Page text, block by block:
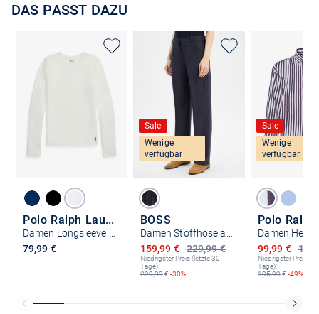
DAS PASST DAZU
Polo Ralph Lauren
79,99 €
Sale
Wenige
verfügbar
BOSS
229,99 €
Ermäßigter Preis
159,99 €
Niedrigster Preis (letzte 30
Tage):
229,99€ -30%
Sale
Wenige
verfügbar
Damen
Ermäßigter
99,99 €
Niedrigster Preis
Tage):
195,99€ -49%